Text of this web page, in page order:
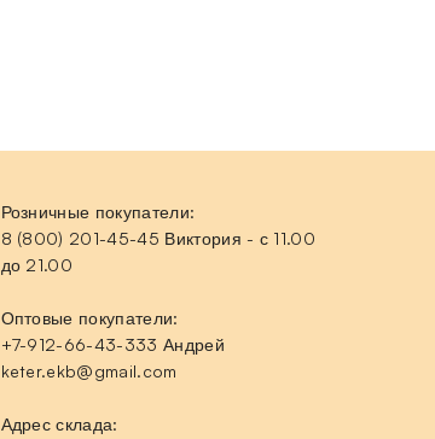
Розничные покупатели:
8 (800) 201-45-45 Виктория - с 11.00
до 21.00
Оптовые покупатели:
+7-912-66-43-333 Андрей
keter.ekb@gmail.com
Адрес склада: